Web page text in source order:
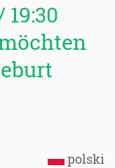
19:30
polski